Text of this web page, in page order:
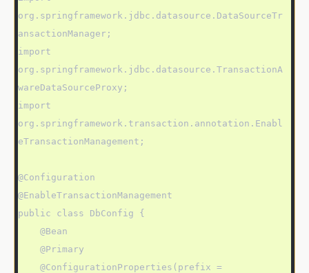
org.springframework.jdbc.datasource.DataSourceTr
ansactionManager;
import
org.springframework.jdbc.datasource.TransactionA
wareDataSourceProxy;
import
org.springframework.transaction.annotation.Enabl
eTransactionManagement;
@Configuration
@EnableTransactionManagement
public class DbConfig {